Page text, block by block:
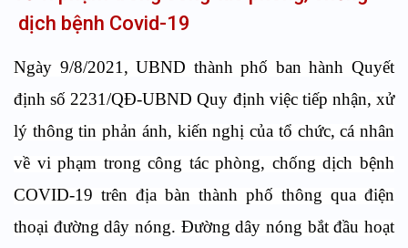
dịch bệnh Covid-19
Ngày 9/8/2021, UBND thành phố ban hành Quyết
định số 2231/QĐ-UBND Quy định việc tiếp nhận, xử
lý thông tin phản ánh, kiến nghị của tổ chức, cá nhân
về vi phạm trong công tác phòng, chống dịch bệnh
COVID-19 trên địa bàn thành phố thông qua điện
thoại đường dây nóng. Đường dây nóng bắt đầu hoạt